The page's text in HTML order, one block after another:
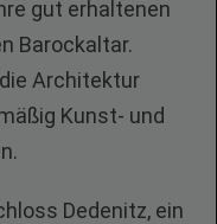
gut erhaltenen
Barockaltar.
Architektur
Kunst- und
Dedenitz, ein